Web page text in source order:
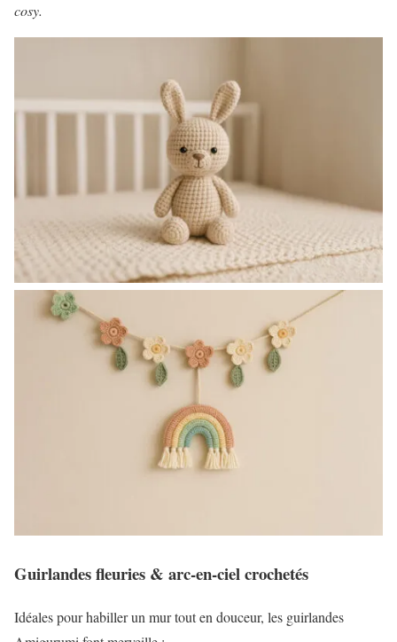
cosy.
Guirlandes fleuries & arc-en-ciel crochetés
Idéales pour habiller un mur tout en douceur, les guirlandes